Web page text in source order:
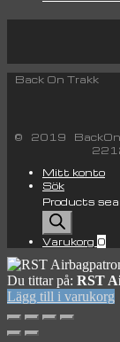
Back On
© 2019
Mitt konto
Sök
Products
Varukorg 0
Du tittar på: RST
Lägg till i varukorg